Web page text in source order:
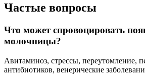
Частые вопросы
Что может спровоцировать
молочницы?
Авитаминоз, стрессы, переутомление,
антибиотиков, венерические